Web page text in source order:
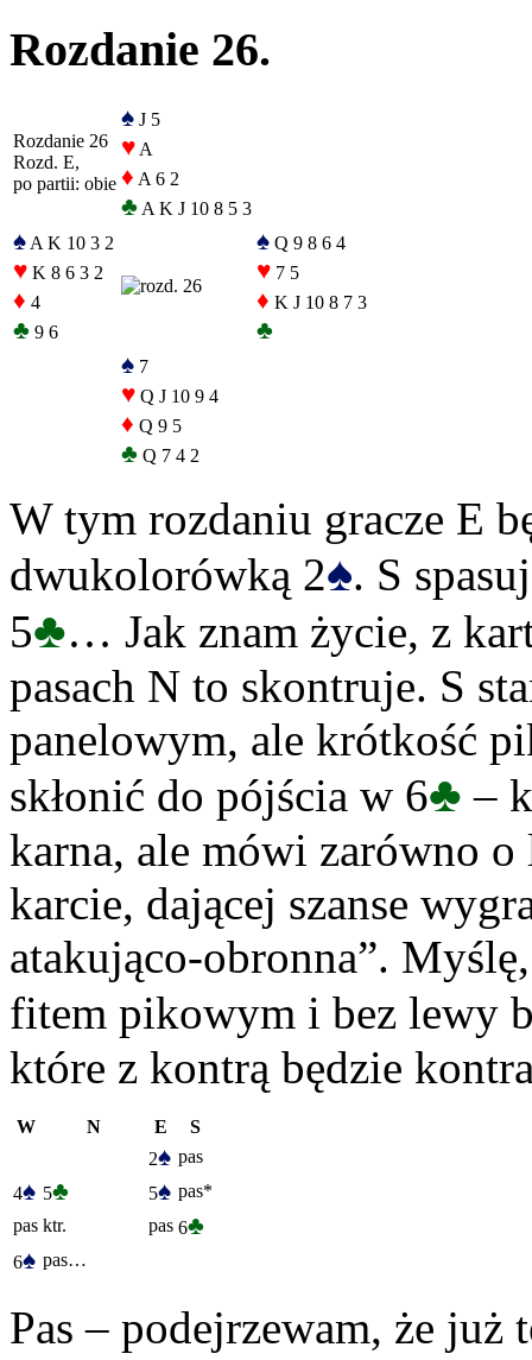
Rozdanie 26.
Rozdanie 26
Rozd. E,
po partii: obie
♠ J 5
♥ A
♦ A 6 2
♣ A K J 10 8 5 3
♠ A K 10 3 2
♥ K 8 6 3 2
♦ 4
♣ 9 6
♠ Q 9 8 6 4
♥ 7 5
♦ K J 10 8 7 3
♣
♠ 7
♥ Q J 10 9 4
♦ Q 9 5
♣ Q 7 4 2
W tym rozdaniu gracze E
dwukolorówką 2♠. S
5♣… Jak znam życie, z
pasach N to skontruje. S
panelowym, ale krótkość
skłonić do pójścia w 6♣ –
karna, ale mówi zarówno
karcie, dającej szanse
atakująco-obronna”.
fitem pikowym i bez lewy
które z kontrą będzie
W N E
S
2♠ pas
4♠ 5♣ 5♠ pas*
pas ktr. pas 6♣
6♠ pas…
Pas – podejrzewam, że już